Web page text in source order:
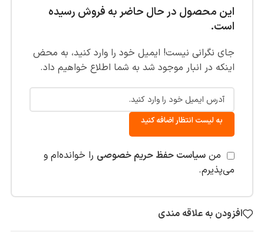
این محصول در حال حاضر به فروش رسیده
است.
جای نگرانی نیست! ایمیل خود را وارد کنید، به محض
اینکه در انبار موجود شد به شما اطلاع خواهیم داد.
به لیست انتظار اضافه کنید
من سیاست حفظ حریم خصوصی را خوانده‌ام و
می‌پذیرم.
افزودن به علاقه مندی